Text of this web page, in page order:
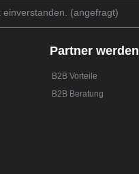
(angefragt)
Partner werden
B2B Vorteile
B2B Beratung